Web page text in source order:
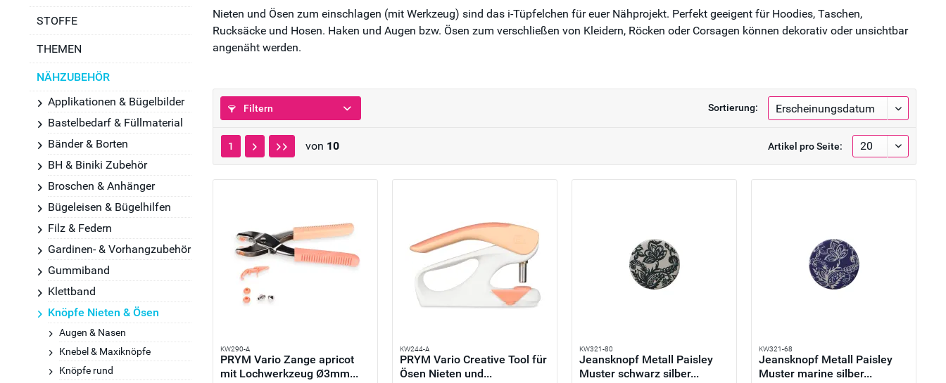
STOFFE
THEMEN
NÄHZUBEHÖR
Applikationen & Bügelbilder
Bastelbedarf & Füllmaterial
Bänder & Borten
BH & Biniki Zubehör
Broschen & Anhänger
Bügeleisen & Bügelhilfen
Filz & Federn
Gardinen- & Vorhangzubehör
Gummiband
Klettband
Knöpfe Nieten & Ösen
Augen & Nasen
Knebel & Maxiknöpfe
Knöpfe rund
Nieten und Ösen zum einschlagen (mit Werkzeug) sind das i-Tüpfelchen für euer Nähprojekt. Perfekt geeigent für Hoodies, Taschen,
Rucksäcke und Hosen. Haken und Augen bzw. Ösen zum verschließen von Kleidern, Röcken oder Corsagen können dekorativ oder unsichtbar
angenäht werden.
Filtern Sortierung:
1 von 10 Artikel pro Seite:
KW290-A
PRYM Vario Zange apricot
mit Lochwerkzeug Ø3mm...
KW244-A
PRYM Vario Creative Tool für
Ösen Nieten und...
KW321-80
Jeansknopf Metall Paisley
Muster schwarz silber...
KW321-68
Jeansknopf Metall Paisley
Muster marine silber...